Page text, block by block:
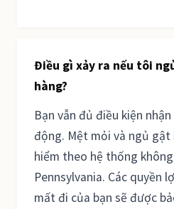
Điều gì xảy ra nếu tôi
hàng?
Bạn vẫn đủ điều kiện
động. Mệt mỏi và ngủ gật
hiểm theo hệ thống
Pennsylvania. Các quyền
mất đi của bạn sẽ được